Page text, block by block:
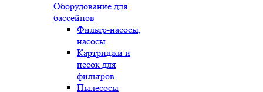
Оборудование для
бассейнов
Фильтр-насосы,
насосы
Картриджи и
песок для
фильтров
Пылесосы